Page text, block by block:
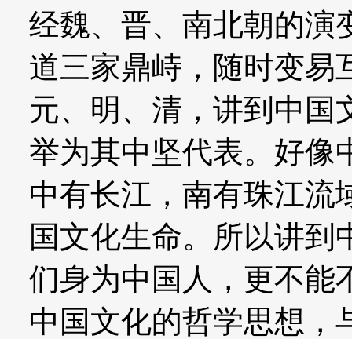
经魏、晋、南北朝的演
道三家鼎峙，随时变易
元、明、清，讲到中国
举为其中坚代表。好像
中有长江，南有珠江流
国文化生命。所以讲到
们身为中国人，更不能
中国文化的哲学思想，